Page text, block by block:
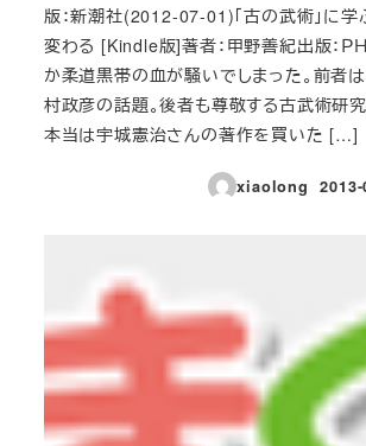
版：新潮社(2012-07-01)「古の武術」に
変わる [Kindle版]著者：甲野善紀出版：
か柔道黒帯の血が騒いでしまった。前者
村政彦の話題。後者も尊敬する古武術研
本当は宇城憲治さんの著作を買いた […]
xiaolong
投稿